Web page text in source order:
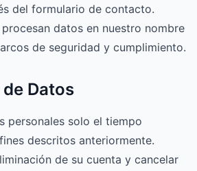
del formulario de contacto.
datos en nuestro nombre
de seguridad y cumplimiento.
Datos
personales solo el tiempo
descritos anteriormente.
de su cuenta y cancelar